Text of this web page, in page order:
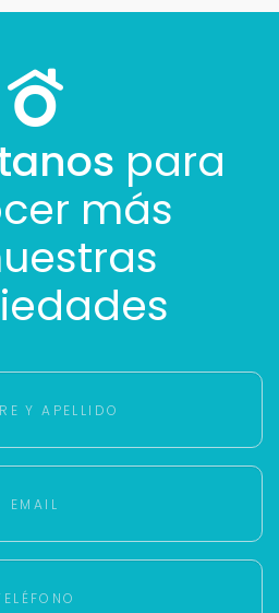
para
más
gestión de clientes.